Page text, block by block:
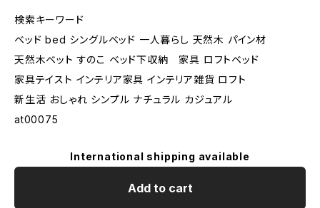
検索キーワード
ベッド bed シングルベッド 一人暮らし 天然木 パイン材
天然木ベット すのこ ベッド下収納 家具 ロフトベッド
家具テイスト インテリア家具 インテリア雑貨 ロフト
新生活 おしゃれ シンプル ナチュラル カジュアル
at00075
International shipping available
Add to cart